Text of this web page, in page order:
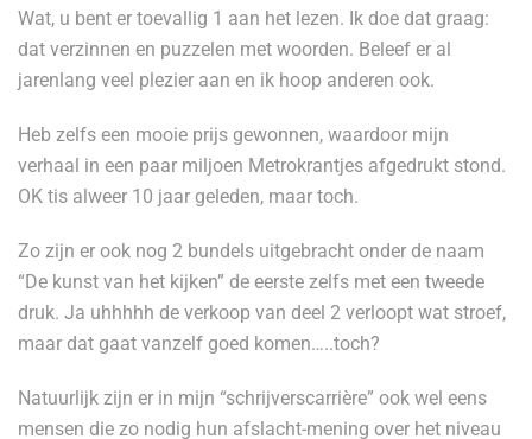
Wat, u bent er toevallig 1 aan het lezen. Ik doe dat graag:
dat verzinnen en puzzelen met woorden. Beleef er al
jarenlang veel plezier aan en ik hoop anderen ook.
Heb zelfs een mooie prijs gewonnen, waardoor mijn
verhaal in een paar miljoen Metrokrantjes afgedrukt stond.
OK tis alweer 10 jaar geleden, maar toch.
Zo zijn er ook nog 2 bundels uitgebracht onder de naam
“De kunst van het kijken” de eerste zelfs met een tweede
druk. Ja uhhhhh de verkoop van deel 2 verloopt wat stroef,
maar dat gaat vanzelf goed komen…..toch?
Natuurlijk zijn er in mijn “schrijverscarrière” ook wel eens
mensen die zo nodig hun afslacht-mening over het niveau